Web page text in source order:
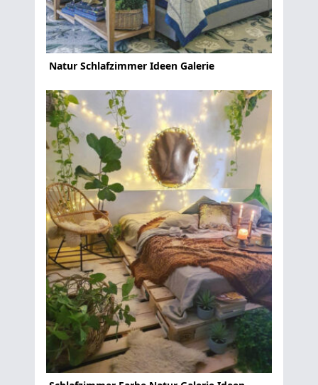
Natur Schlafzimmer Ideen Galerie